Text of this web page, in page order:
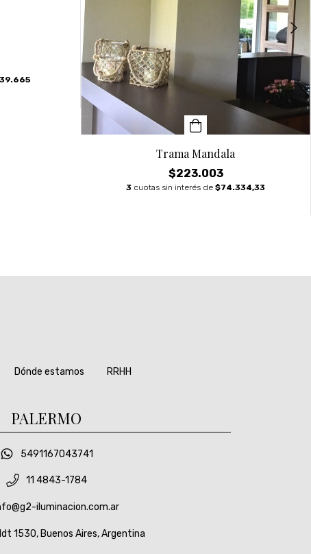
Trama Mandala
$223.003
3 cuotas sin interés de $74.334,33
Dónde estamos RRHH
PALERMO
5491167043741
11 4843-1784
iluminacion.com.ar
1530, Buenos Aires, Argentina